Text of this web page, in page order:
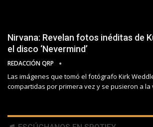
Nirvana: Revelan fotos inéditas de
el disco ‘Nevermind’
REDACCIÓN QRP
Las imágenes que tomó el fotógrafo Kirk
compartidas por primera vez y se pusieron a la